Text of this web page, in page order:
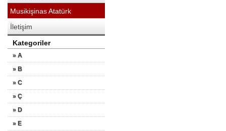
Musikişinas Atatürk
İletişim
Kategoriler
» A
» B
» C
» Ç
» D
» E